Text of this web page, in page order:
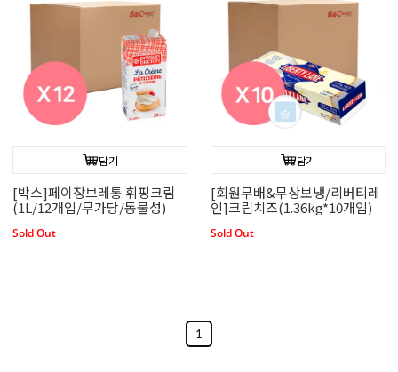
담기
[박스]페이장브레통 휘핑크림
(1L/12개입/무가당/동물성)
Sold Out
담기
[회원무배&무상보냉/리버티레
인]크림치즈(1.36kg*10개입)
Sold Out
1